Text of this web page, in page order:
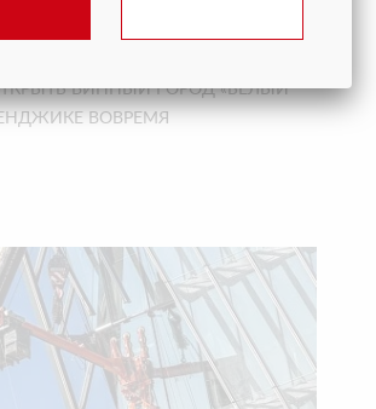
ВИННЫЙ ГОРОД «БЕЛЫЙ
ВОВРЕМЯ